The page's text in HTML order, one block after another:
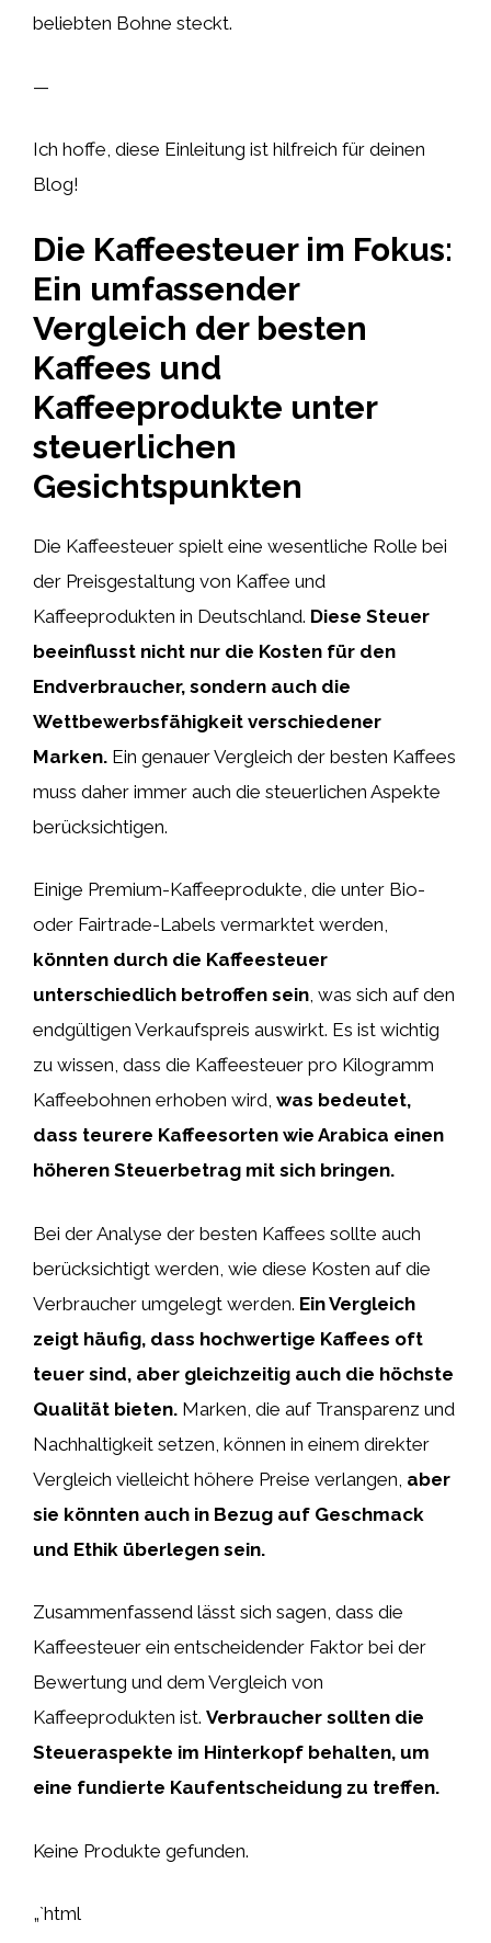
beliebten Bohne steckt.
—
Ich hoffe, diese Einleitung ist hilfreich für deinen
Blog!
Die Kaffeesteuer im Fokus:
Ein umfassender
Vergleich der besten
Kaffees und
Kaffeeprodukte unter
steuerlichen
Gesichtspunkten
Die Kaffeesteuer spielt eine wesentliche Rolle bei
der Preisgestaltung von Kaffee und
Kaffeeprodukten in Deutschland. Diese Steuer
beeinflusst nicht nur die Kosten für den
Endverbraucher, sondern auch die
Wettbewerbsfähigkeit verschiedener
Marken. Ein genauer Vergleich der besten Kaffees
muss daher immer auch die steuerlichen Aspekte
berücksichtigen.
Einige Premium-Kaffeeprodukte, die unter Bio-
oder Fairtrade-Labels vermarktet werden,
könnten durch die Kaffeesteuer
unterschiedlich betroffen sein, was sich auf den
endgültigen Verkaufspreis auswirkt. Es ist wichtig
zu wissen, dass die Kaffeesteuer pro Kilogramm
Kaffeebohnen erhoben wird, was bedeutet,
dass teurere Kaffeesorten wie Arabica einen
höheren Steuerbetrag mit sich bringen.
Bei der Analyse der besten Kaffees sollte auch
berücksichtigt werden, wie diese Kosten auf die
Verbraucher umgelegt werden. Ein Vergleich
zeigt häufig, dass hochwertige Kaffees oft
teuer sind, aber gleichzeitig auch die höchste
Qualität bieten. Marken, die auf Transparenz und
Nachhaltigkeit setzen, können in einem direkter
Vergleich vielleicht höhere Preise verlangen, aber
sie könnten auch in Bezug auf Geschmack
und Ethik überlegen sein.
Zusammenfassend lässt sich sagen, dass die
Kaffeesteuer ein entscheidender Faktor bei der
Bewertung und dem Vergleich von
Kaffeeprodukten ist. Verbraucher sollten die
Steueraspekte im Hinterkopf behalten, um
eine fundierte Kaufentscheidung zu treffen.
Keine Produkte gefunden.
„`html